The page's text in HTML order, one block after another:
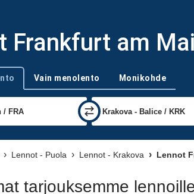
Frankfurt am
Vain menolento Monikohde
Lennot - Puola Lennot - Krakova Lennot
tarjouksemme